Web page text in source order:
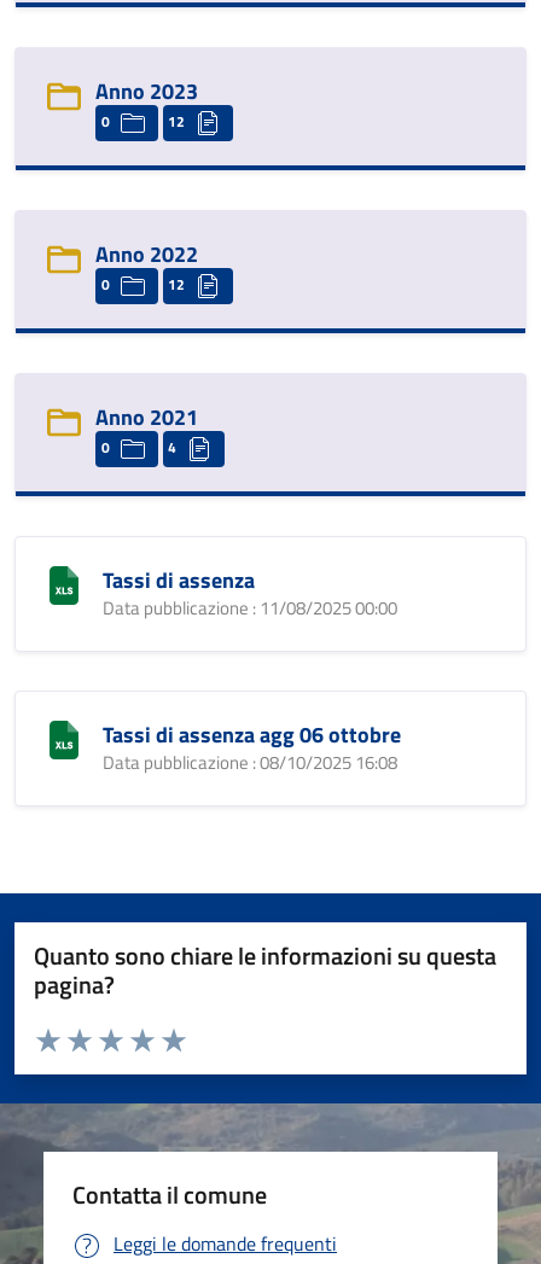
Anno 2023
0 12
Anno 2022
0 12
Anno 2021
0 4
Tassi di assenza
Data pubblicazione : 11/08/2025 00:00
Tassi di assenza agg 06 ottobre
Data pubblicazione : 08/10/2025 16:08
Quanto sono chiare le informazioni su questa
pagina?
Valuta da 1 a 5 stelle la pagina
Valuta 5 stelle su 5
Valuta 4 stelle su 5
Valuta 3 stelle su 5
Valuta 2 stelle su 5
Valuta 1 stelle su 5
Contatta il comune
Leggi le domande frequenti